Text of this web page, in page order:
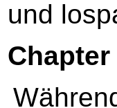
und
Chapter